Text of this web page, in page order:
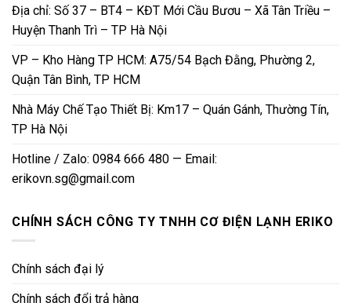
Địa chỉ: Số 37 – BT4 – KĐT Mới Cầu Bươu – Xã Tân Triều –
Huyện Thanh Trì – TP Hà Nội
VP – Kho Hàng TP HCM: A75/54 Bạch Đằng, Phường 2,
Quận Tân Bình, TP HCM
Nhà Máy Chế Tạo Thiết Bị: Km17 – Quán Gánh, Thường Tín,
TP Hà Nội
Hotline / Zalo: 0984 666 480 — Email:
erikovn.sg@gmail.com
CHÍNH SÁCH CÔNG TY TNHH CƠ ĐIỆN LẠNH ERIKO
Chính sách đại lý
Chính sách đổi trả hàng